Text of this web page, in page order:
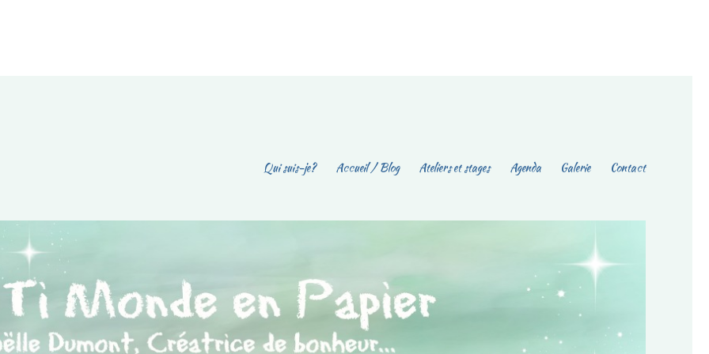
Qui suis-je? Accueil / Blog Ateliers et stages Agenda Galerie Contact